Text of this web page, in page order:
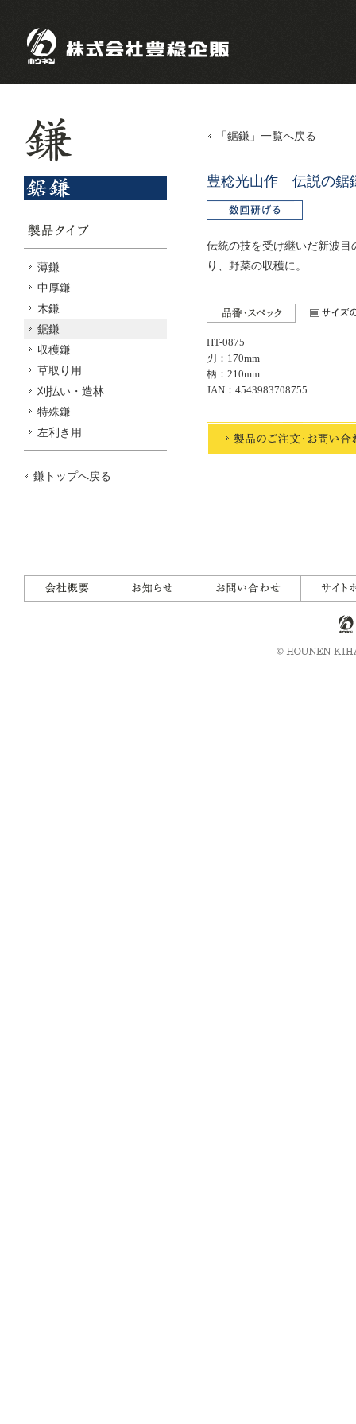
「鋸鎌」一覧へ戻る
豊稔光山作 伝説の鋸
伝統の技を受け継いだ新波目
り、野菜の収穫に。
HT-0875
刃：170mm
柄：210mm
JAN：4543983708755
薄鎌
中厚鎌
木鎌
鋸鎌
収穫鎌
草取り用
刈払い・造林
特殊鎌
左利き用
鎌トップへ戻る